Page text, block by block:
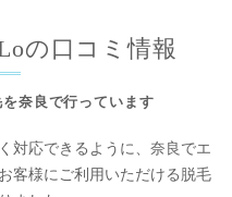
奈良で行っています
の口コミ情報
対応できるように、奈良でエ
客様にご利用いただける脱毛